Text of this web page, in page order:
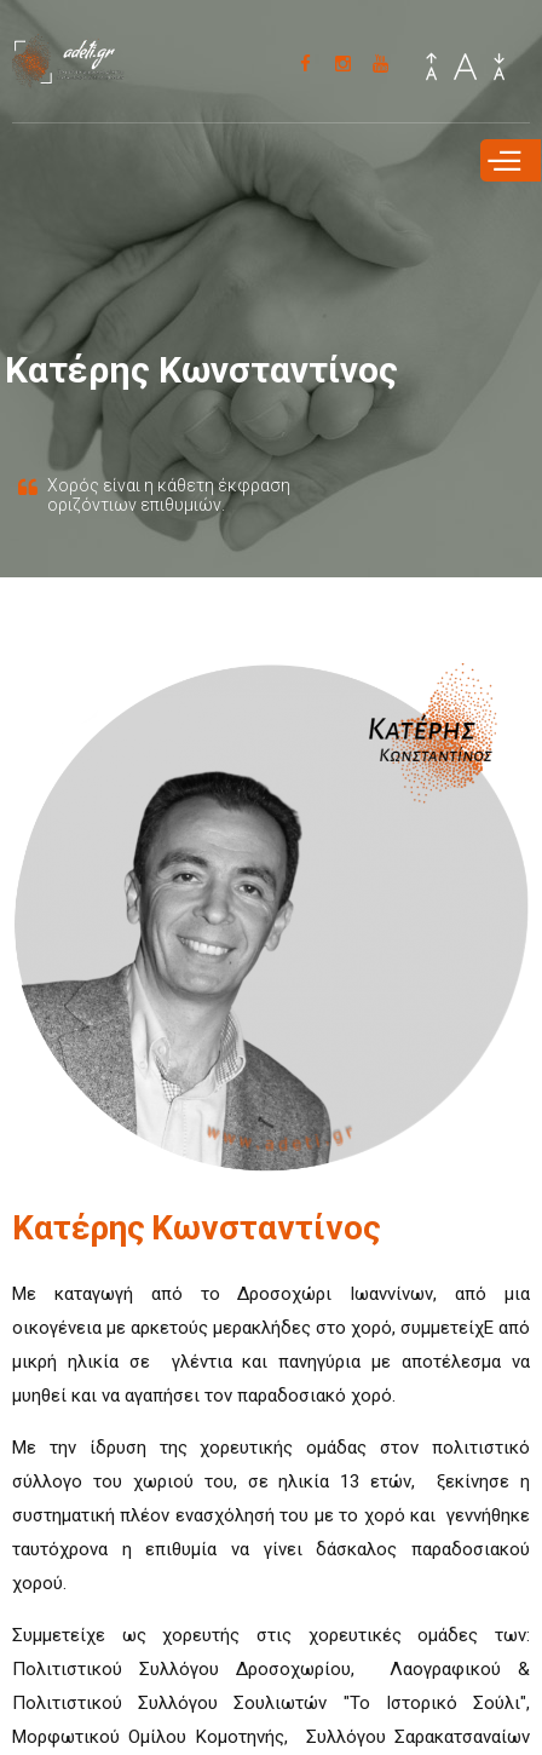
Κατέρης Κωνσταντίνος
Χορός είναι η κάθετη έκφραση
οριζόντιων επιθυμιών.
Κατέρης Κωνσταντίνος
Με καταγωγή από το Δροσοχώρι Ιωαννίνων, από μια
οικογένεια με αρκετούς μερακλήδες στο χορό, συμμετείχΕ από
μικρή ηλικία σε γλέντια και πανηγύρια με αποτέλεσμα να
μυηθεί και να αγαπήσει τον παραδοσιακό χορό.
Με την ίδρυση της χορευτικής ομάδας στον πολιτιστικό
σύλλογο του χωριού του, σε ηλικία 13 ετών, ξεκίνησε η
συστηματική πλέον ενασχόλησή του με το χορό και γεννήθηκε
ταυτόχρονα η επιθυμία να γίνει δάσκαλος παραδοσιακού
χορού.
Συμμετείχε ως χορευτής στις χορευτικές ομάδες των:
Πολιτιστικού Συλλόγου Δροσοχωρίου, Λαογραφικού &
Πολιτιστικού Συλλόγου Σουλιωτών "Το Ιστορικό Σούλι",
Μορφωτικού Ομίλου Κομοτηνής, Συλλόγου Σαρακατσαναίων